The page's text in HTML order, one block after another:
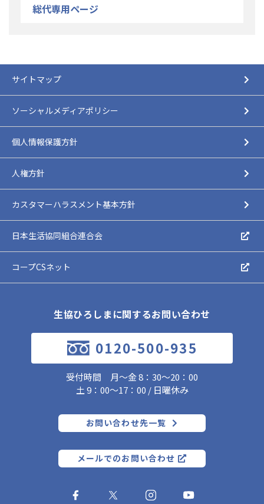
総代専用ページ
サイトマップ
ソーシャルメディアポリシー
個人情報保護方針
人権方針
カスタマーハラスメント基本方針
日本生活協同組合連合会
コープCSネット
生協ひろしまに関するお問い合わせ
0120-500-935
受付時間 月～金 8：30～20：00
土 9：00～17：00 / 日曜休み
お問い合わせ先一覧
メールでのお問い合わせ